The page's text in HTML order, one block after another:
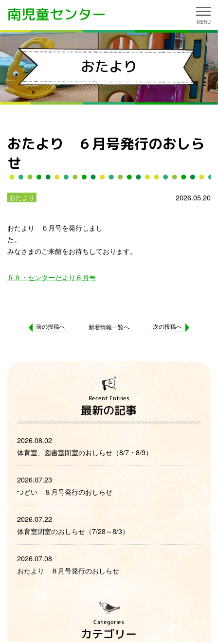
南児童センター
おたより
おたより ６月号発行のおしら
せ
おたより 2026.05.20
おたより ６月号を発行しまし
た
みなさまのご来館をお待ちしております。
Ｒ８・センターだより６月号
前の投稿へ 新着情報一覧へ 次の投稿へ
Recent Entries
最新の記事
2026.08.02
体育室、図書室閉室のおしらせ（8/7・8/9）
2026.07.23
つどい ８月号発行のおしらせ
2026.07.22
体育室閉室のおしらせ（7/28～8/3）
2026.07.08
おたより ８月号発行のおしらせ
Categories
カテゴリー